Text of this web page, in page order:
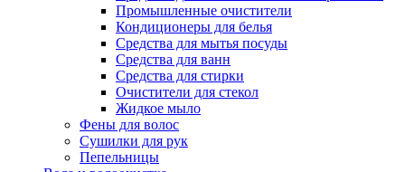
Промышленные очистители
Кондиционеры для белья
Средства для мытья посуды
Средства для ванн
Средства для стирки
Очистители для стекол
Жидкое мыло
Фены для волос
Сушилки для рук
Пепельницы